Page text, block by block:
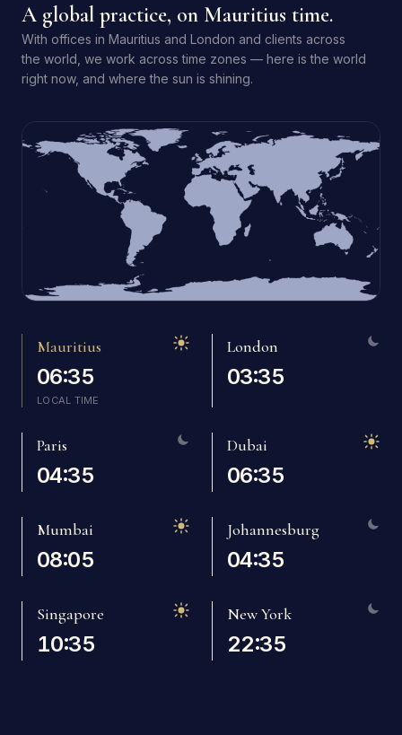
A global practice, on Mauritius time.
With offices in Mauritius and London and clients across
the world, we work across time zones — here is the world
right now, and where the sun is shining.
Mauritius
06:35
LOCAL TIME
London
03:35
Paris
04:35
Dubai
06:35
Mumbai
08:05
Johannesburg
04:35
Singapore
10:35
New York
22:35